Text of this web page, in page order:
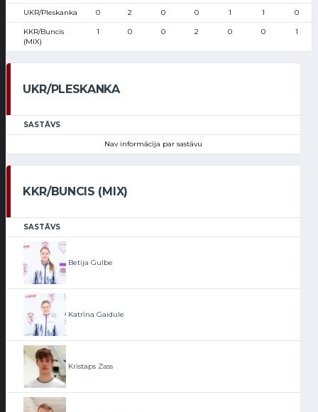
UKR/Pleskanka 0 2 0 0 1 1 0
KKR/Buncis
(MIX)
1 0 0 2 0 0 1
UKR/PLESKANKA
SASTĀVS
Nav informācija par sastāvu
KKR/BUNCIS (MIX)
SASTĀVS
Betija Gulbe
Katrīna Gaidule
Kristaps Zass